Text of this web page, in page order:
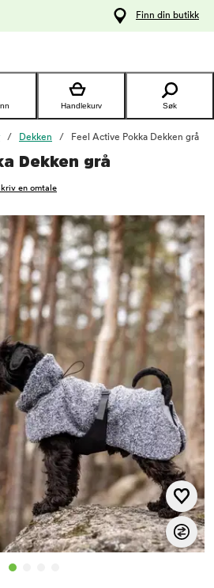
Finn din butikk
Handlekurv Søk
Dekken Feel Active Pokka Dekken grå
Dekken grå
en omtale